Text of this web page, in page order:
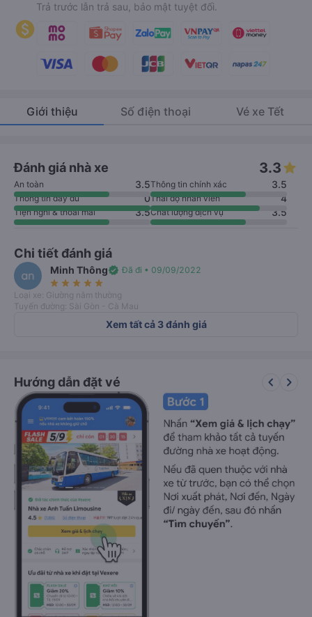
Trả trước lẫn trả sau, bảo mật tuyệt đối.
Giới thiệu Số điện thoại Vé xe Tết
Đánh giá nhà xe 3.3
An toàn 3.5Thông tin chính xác 3.5
Thông tin đầy đủ 0Thái độ nhân viên 4
Tiện nghi & thoải mái 3.5Chất lượng dịch vụ 3.5
Chi tiết đánh giá
Minh Thôngverified Đã đi • 09/09/2022
star_rate star_rate star_rate star_rate star_rate
Loại xe: Giường nằm thường
Tuyến đường: Sài Gòn - Cà Mau
Xem tất cả 3 đánh giá
Hướng dẫn đặt vé keyboard_arrow_left keyboard_arrow_right